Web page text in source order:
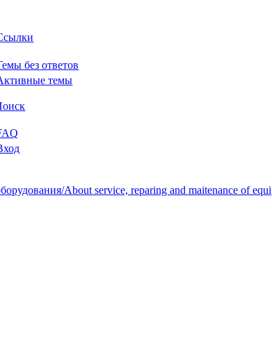
без ответов
темы
About service, reparing and maitenance of